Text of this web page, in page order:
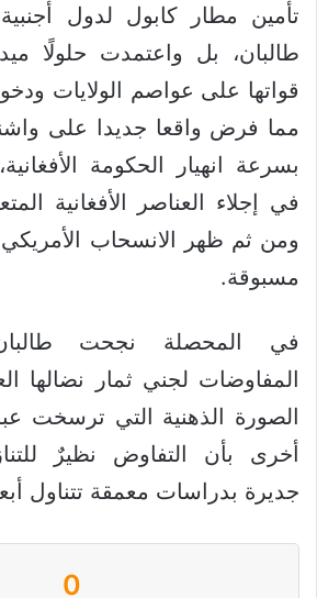
تأمين مطار كابول لدول
طالبان، بل واعتمدت حلولًا
قواتها على عواصم الولايات
مما فرض واقعا جديدا على
بسرعة انهيار الحكومة
في إجلاء العناصر الأفغانية
ومن ثم ظهر الانسحاب الأمريكي
مسبوقة.
في المحصلة نجحت
المفاوضات لجني ثمار نضالها
الصورة الذهنية التي ترسخت
أخرى بأن التفاوض نظيرٌ
جديرة بدراسات معمقة تتناول
0